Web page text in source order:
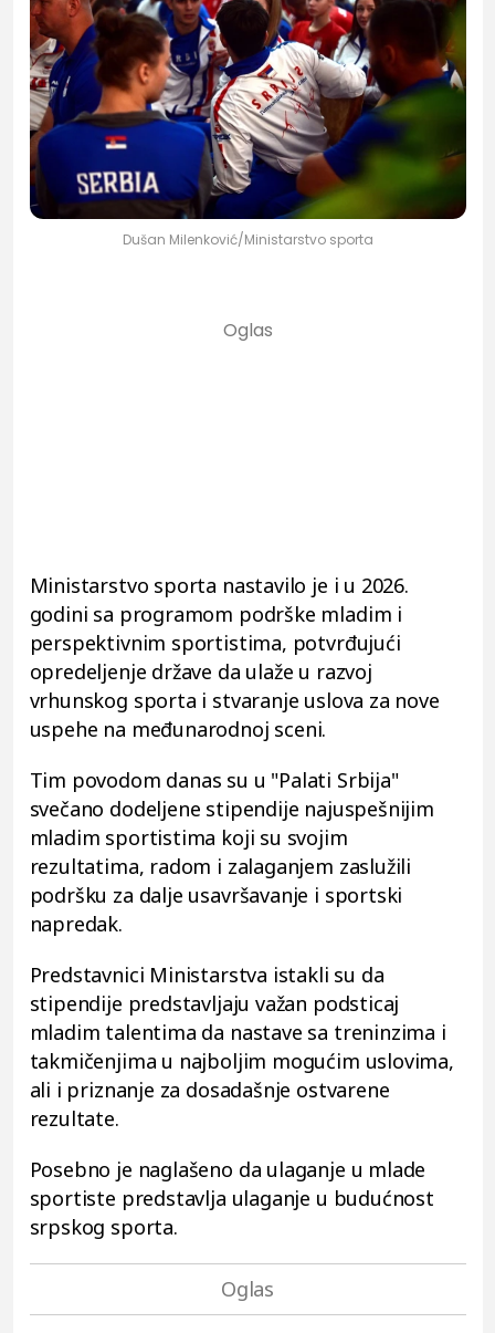
Dušan Milenković/Ministarstvo sporta
Ministarstvo sporta nastavilo je i u 2026.
godini sa programom podrške mladim i
perspektivnim sportistima, potvrđujući
opredeljenje države da ulaže u razvoj
vrhunskog sporta i stvaranje uslova za nove
uspehe na međunarodnoj sceni.
Tim povodom danas su u "Palati Srbija"
svečano dodeljene stipendije najuspešnijim
mladim sportistima koji su svojim
rezultatima, radom i zalaganjem zaslužili
podršku za dalje usavršavanje i sportski
napredak.
Predstavnici Ministarstva istakli su da
stipendije predstavljaju važan podsticaj
mladim talentima da nastave sa treninzima i
takmičenjima u najboljim mogućim uslovima,
ali i priznanje za dosadašnje ostvarene
rezultate.
Posebno je naglašeno da ulaganje u mlade
sportiste predstavlja ulaganje u budućnost
srpskog sporta.